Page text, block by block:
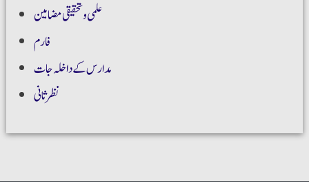
علمی و تحقیقی مضامین
فارم
مدارس کے داخلہ جات
نظر ثانی